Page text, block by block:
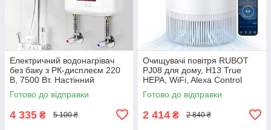
Електричний водонагрівач
без баку з РК-дисплеєм 220
В, 7500 Вт. Настінний
безрезервуарний
електричний водонагрівач
Готово до відправки
4 335 ₴ 5 100 ₴
Очищувачі повітря RUBOT
PJ08 для дому, H13 True
HEPA, WiFi, Alexa Control
Готово до відправки
2 414 ₴ 2 840 ₴